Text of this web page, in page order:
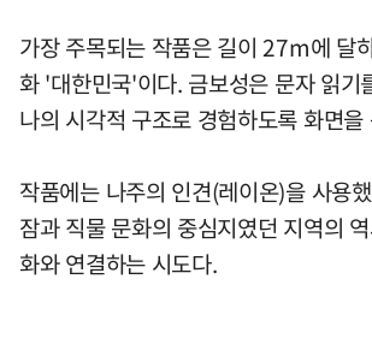
가장 주목되는 작품은 길이 27m에 달
화 '대한민국'이다. 금보성은 문자 읽기
나의 시각적 구조로 경험하도록 화면을
작품에는 나주의 인견(레이온)을 사용
잠과 직물 문화의 중심지였던 지역의
화와 연결하는 시도다.